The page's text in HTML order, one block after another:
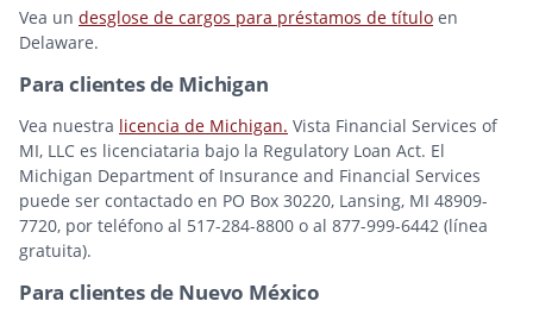
Vea un desglose de cargos para préstamos de título en
Delaware.
Para clientes de Michigan
Vea nuestra licencia de Michigan. Vista Financial Services of
MI, LLC es licenciataria bajo la Regulatory Loan Act. El
Michigan Department of Insurance and Financial Services
puede ser contactado en PO Box 30220, Lansing, MI 48909-
7720, por teléfono al 517-284-8800 o al 877-999-6442 (línea
gratuita).
Para clientes de Nuevo México